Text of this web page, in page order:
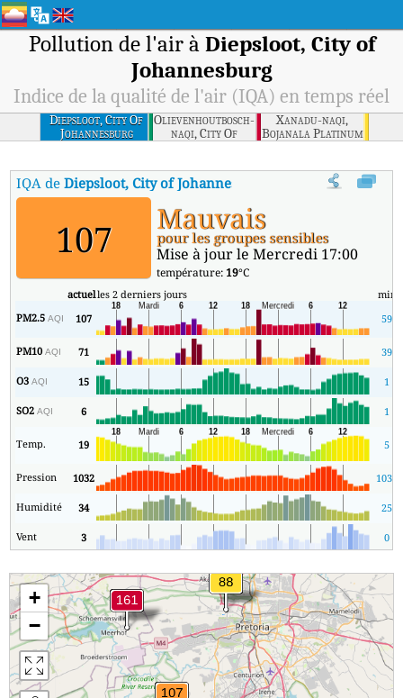
Pollution de l'air à Diepsloot, City of
Johannesburg
Indice de la qualité de l'air (IQA) en temps réel
Diepsloot, City Of
Johannesburg
Olievenhoutbosch-
naqi, City Of
Tshwane
Xanadu-naqi,
Bojanala Platinum
IQA deDiepsloot, City of Johannesburg Indice de la qualité de
107 Mauvais
pour les groupes sensibles
Mise à jour le Mercredi 17:00
température: 19°C
actuelles 2 derniers jours min
PM2.5AQI 107 59
PM10AQI 71 39
O3AQI 15 1
SO2AQI 6 1
Temp. 19 5
Pression 1032 1032
Humidité 34 25
Vent 3 0
+
−